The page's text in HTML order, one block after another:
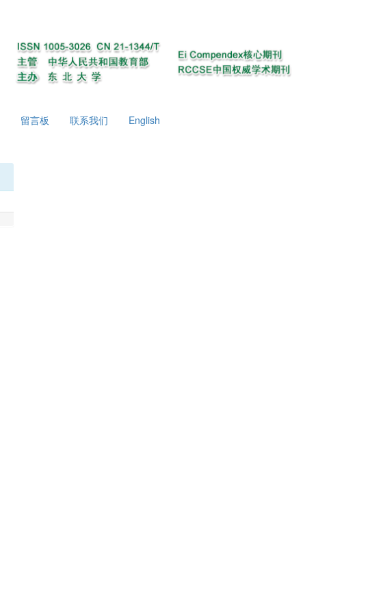
留言板 联系我们 English